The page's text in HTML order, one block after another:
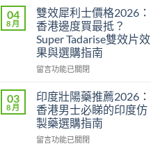
作
用
與
香
港
購
指
南〉
中
全
攻
略：
印
度
版
售
價
比
較、
正
利
勁
印
度
版
價
2026：
香
港
哪
裡
04
8 月
雙效犀利士價格2026：
香港邊度買最抵？
Super Tadarise雙效片效
果與選購指南
在
效
犀
利
士
價
留言功能已關閉
03
8 月
印度壯陽藥推薦2026：
香港男士必睇的印度仿
製藥選購指南
在
留言功能已關閉